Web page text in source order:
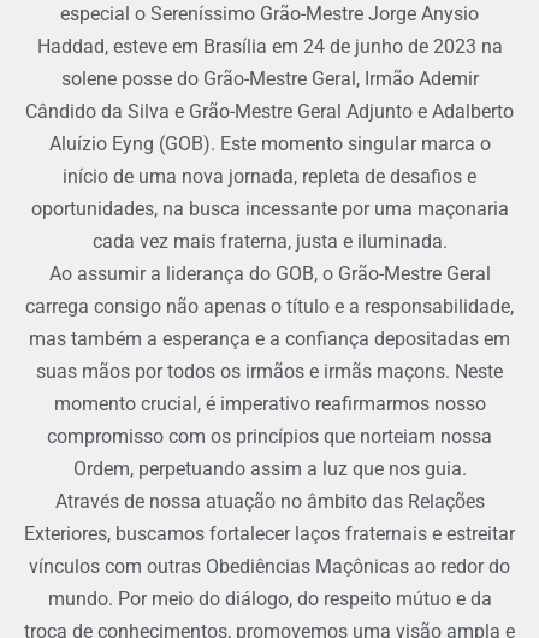
especial o Sereníssimo Grão-Mestre Jorge Anysio
Haddad, esteve em Brasília em 24 de junho de 2023 na
solene posse do Grão-Mestre Geral, Irmão Ademir
Cândido da Silva e Grão-Mestre Geral Adjunto e Adalberto
Aluízio Eyng (GOB). Este momento singular marca o
início de uma nova jornada, repleta de desafios e
oportunidades, na busca incessante por uma maçonaria
cada vez mais fraterna, justa e iluminada.
Ao assumir a liderança do GOB, o Grão-Mestre Geral
carrega consigo não apenas o título e a responsabilidade,
mas também a esperança e a confiança depositadas em
suas mãos por todos os irmãos e irmãs maçons. Neste
momento crucial, é imperativo reafirmarmos nosso
compromisso com os princípios que norteiam nossa
Ordem, perpetuando assim a luz que nos guia.
Através de nossa atuação no âmbito das Relações
Exteriores, buscamos fortalecer laços fraternais e estreitar
vínculos com outras Obediências Maçônicas ao redor do
mundo. Por meio do diálogo, do respeito mútuo e da
troca de conhecimentos, promovemos uma visão ampla e